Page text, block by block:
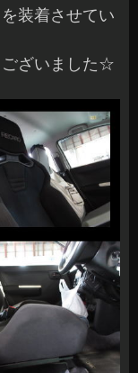
装着させてい
ございました☆